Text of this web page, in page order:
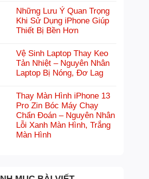
Những Lưu Ý Quan Trọng
Khi Sử Dụng iPhone Giúp
Thiết Bị Bền Hơn
Vệ Sinh Laptop Thay Keo
Tản Nhiệt – Nguyên Nhân
Laptop Bị Nóng, Đơ Lag
Thay Màn Hình iPhone 13
Pro Zin Bóc Máy Chạy
Chẩn Đoán – Nguyên Nhân
Lỗi Xanh Màn Hình, Trắng
Màn Hình